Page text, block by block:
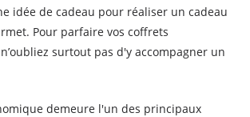
idée de cadeau pour réaliser un cadeau
Pour parfaire vos coffrets
surtout pas d'y accompagner un
demeure l'un des principaux